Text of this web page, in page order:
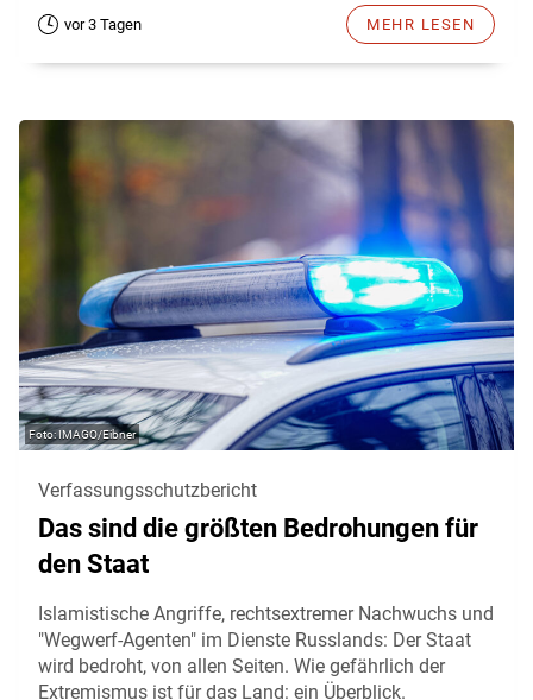
vor 3 Tagen MEHR LESEN
IMAGO/Eibner
Verfassungsschutzbericht
Das sind die größten Bedrohungen für
den Staat
Islamistische Angriffe, rechtsextremer Nachwuchs und
"Wegwerf-Agenten" im Dienste Russlands: Der Staat
wird bedroht, von allen Seiten. Wie gefährlich der
Extremismus ist für das Land: ein Überblick.